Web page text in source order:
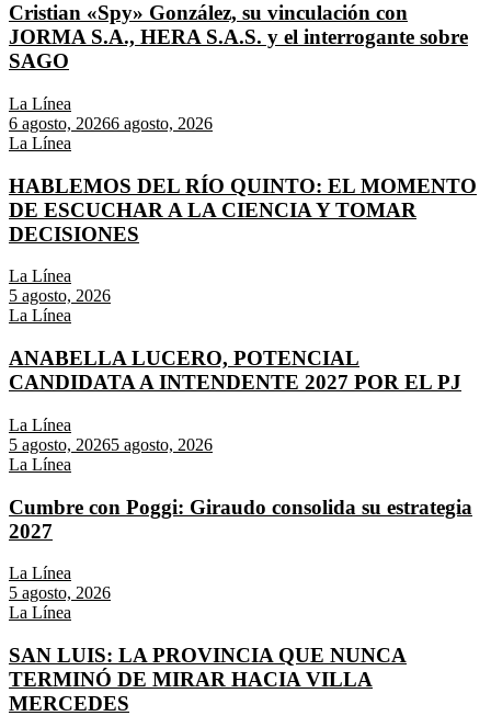
Cristian «Spy» González, su vinculación con
JORMA S.A., HERA S.A.S. y el interrogante sobre
SAGO
La Línea
6 agosto, 20266 agosto, 2026
La Línea
HABLEMOS DEL RÍO QUINTO: EL MOMENTO
DE ESCUCHAR A LA CIENCIA Y TOMAR
DECISIONES
La Línea
5 agosto, 2026
La Línea
ANABELLA LUCERO, POTENCIAL
CANDIDATA A INTENDENTE 2027 POR EL PJ
La Línea
5 agosto, 20265 agosto, 2026
La Línea
Cumbre con Poggi: Giraudo consolida su estrategia
2027
La Línea
5 agosto, 2026
La Línea
SAN LUIS: LA PROVINCIA QUE NUNCA
TERMINÓ DE MIRAR HACIA VILLA
MERCEDES